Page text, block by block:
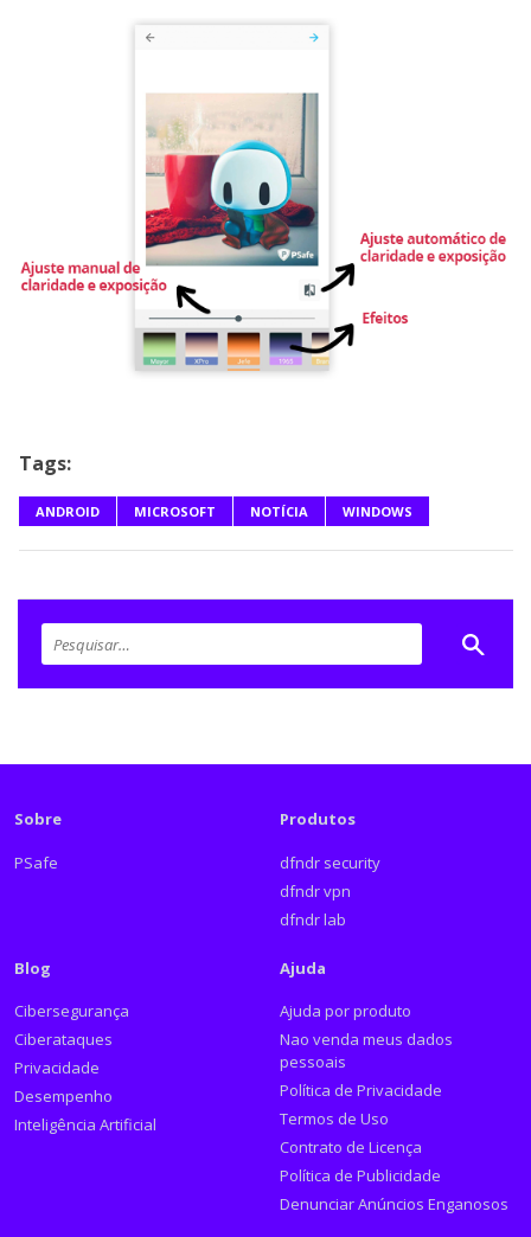
Tags:
ANDROID MICROSOFT NOTÍCIA WINDOWS
Sobre
PSafe
Produtos
dfndr security
dfndr vpn
dfndr lab
Blog
Cibersegurança
Ciberataques
Privacidade
Desempenho
Inteligência Artificial
Ajuda
Ajuda por produto
Nao venda meus dados
pessoais
Política de Privacidade
Termos de Uso
Contrato de Licença
Política de Publicidade
Denunciar Anúncios Enganosos